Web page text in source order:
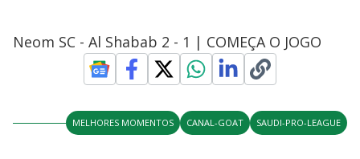
Neom SC - Al Shabab 2 - 1 | COMEÇA O JOGO
MELHORES MOMENTOS CANAL-GOAT SAUDI-PRO-LEAGUE